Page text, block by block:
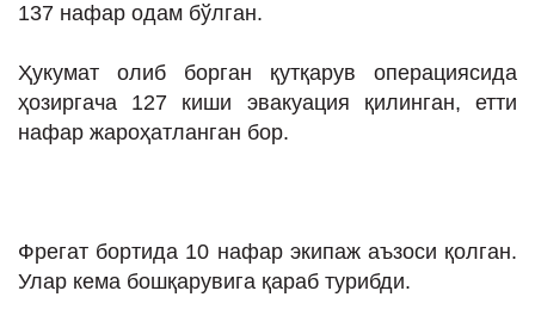
Бу қизиқ
СПОРТ
137 нафар одам бўлган.
Ҳукумат олиб борган қутқарув операциясида
ҳозиргача 127 киши эвакуация қилинган, етти
нафар жароҳатланган бор.
Фрегат бортида 10 нафар экипаж аъзоси қолган.
Улар кема бошқарувига қараб турибди.